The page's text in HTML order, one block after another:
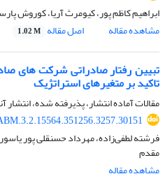
ابراهیم کاظم پور، کیومرث آریا، کوروش
مشاهده مقاله
اصل مقاله 1.02 M
تبیین رفتار صادراتی شرکت های
تاکید بر متغیرهای استراتژیک
مقالات آماده انتشار، پذیرفته شده، انتشار
فرشته لطفی‌زاده، مهرداد حسنقلی پور
مقدم
مشاهده مقاله